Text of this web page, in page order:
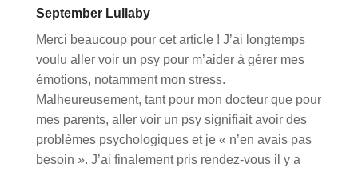
September Lullaby
Merci beaucoup pour cet article ! J’ai longtemps
voulu aller voir un psy pour m’aider à gérer mes
émotions, notamment mon stress.
Malheureusement, tant pour mon docteur que pour
mes parents, aller voir un psy signifiait avoir des
problèmes psychologiques et je « n’en avais pas
besoin ». J’ai finalement pris rendez-vous il y a